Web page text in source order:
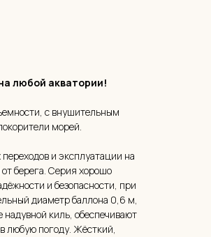
любой акватории!
с внушительным
морей.
и эксплуатации на
берега. Серия хорошо
и безопасности, при
диаметр баллона 0,6 м,
киль, обеспечивают
любую погоду. Жёсткий,